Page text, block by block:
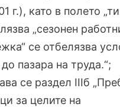
г.), като в полето
„сезонен
се отбелязва
пазара на труда.“;
се раздел IIIб
за целите на